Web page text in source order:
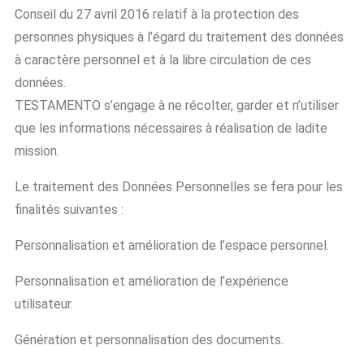
Conseil du 27 avril 2016 relatif à la protection des
personnes physiques à l’égard du traitement des données
à caractère personnel et à la libre circulation de ces
données.
TESTAMENTO s’engage à ne récolter, garder et n’utiliser
que les informations nécessaires à réalisation de ladite
mission.
Le traitement des Données Personnelles se fera pour les
finalités suivantes :
Personnalisation et amélioration de l’espace personnel.
Personnalisation et amélioration de l’expérience
utilisateur.
Génération et personnalisation des documents.